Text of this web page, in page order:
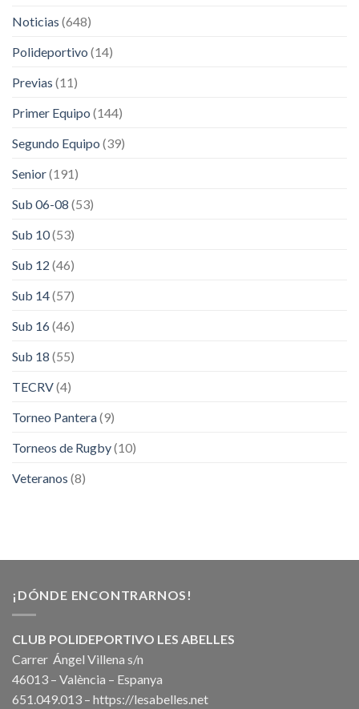
Noticias (648)
Polideportivo (14)
Previas (11)
Primer Equipo (144)
Segundo Equipo (39)
Senior(191)
Sub 06-08 (53)
Sub 10(53)
Sub 12 (46)
Sub 14(57)
Sub 16(46)
Sub 18 (55)
TECRV(4)
Torneo Pantera(9)
Torneos de Rugby(10)
Veteranos (8)
¡DÓNDE ENCONTRARNOS!
CLUB POLIDEPORTIVO LES ABELLES
Carrer Ángel Villena s/n
46013 – València – Espanya
651.049.013 – https://lesabelles.net